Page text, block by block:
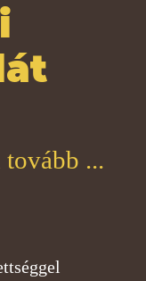
i
tovább ...